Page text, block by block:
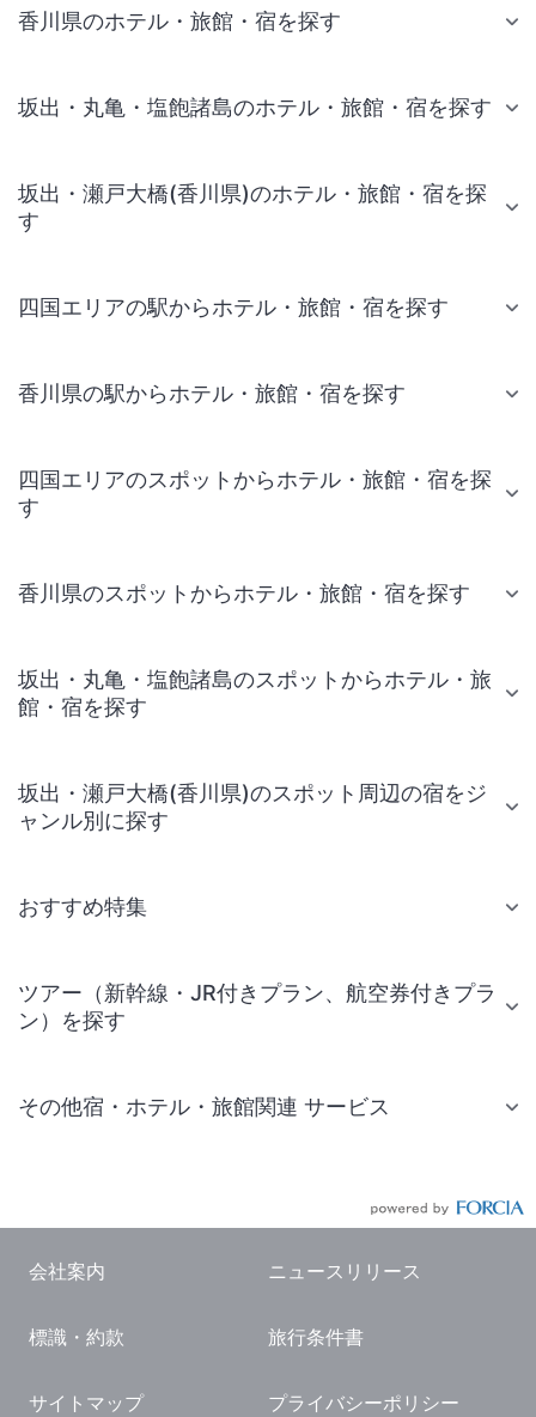
香川県のホテル・旅館・宿を探す
坂出・丸亀・塩飽諸島のホテル・旅館・宿を探す
坂出・瀬戸大橋(香川県)のホテル・旅館・宿を探
す
四国エリアの駅からホテル・旅館・宿を探す
香川県の駅からホテル・旅館・宿を探す
四国エリアのスポットからホテル・旅館・宿を探
す
香川県のスポットからホテル・旅館・宿を探す
坂出・丸亀・塩飽諸島のスポットからホテル・旅
館・宿を探す
坂出・瀬戸大橋(香川県)のスポット周辺の宿をジ
ャンル別に探す
おすすめ特集
ツアー（新幹線・JR付きプラン、航空券付きプラ
ン）を探す
その他宿・ホテル・旅館関連 サービス
国内観光ガイド
旅行・観光情報
会社案内 ニュースリリース
標識・約款 旅行条件書
サイトマップ プライバシーポリシー